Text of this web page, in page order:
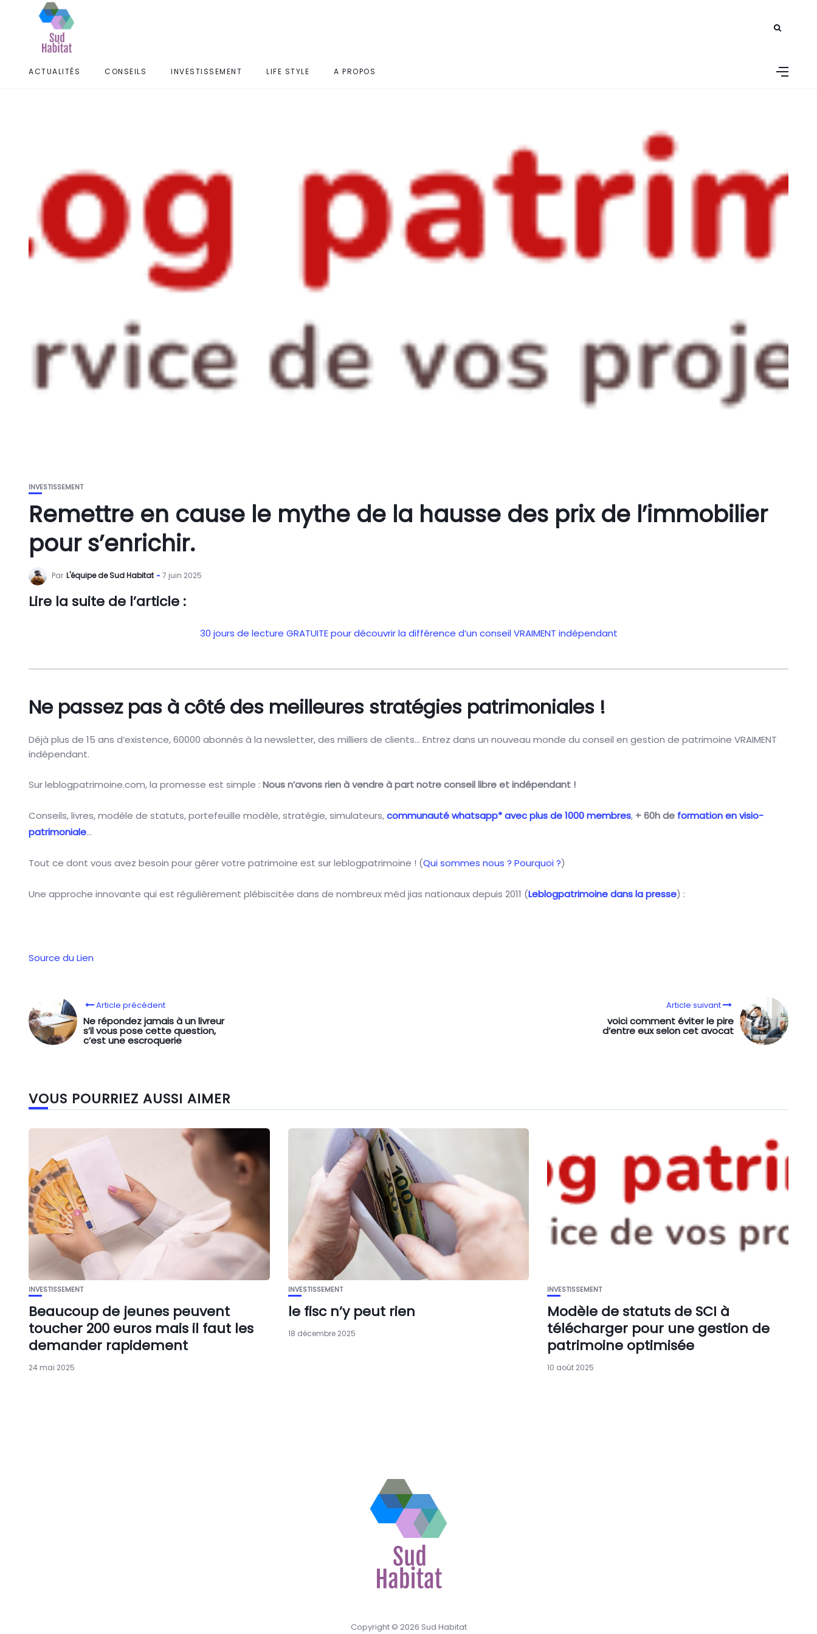
ACTUALITÉS CONSEILS INVESTISSEMENT LIFE STYLE A PROPOS
INVESTISSEMENT
Remettre en cause le mythe de la hausse des prix de l’immobilier
pour s’enrichir.
Par L'équipe de Sud Habitat 7 juin 2025
Lire la suite de l’article :
30 jours de lecture GRATUITE pour découvrir la différence d’un conseil VRAIMENT indépendant
Ne passez pas à côté des meilleures stratégies patrimoniales !
Déjà plus de 15 ans d’existence, 60000 abonnés à la newsletter, des milliers de clients… Entrez dans un nouveau monde du conseil en gestion de patrimoine VRAIMENT
indépendant.
Sur leblogpatrimoine.com, la promesse est simple : Nous n’avons rien à vendre à part notre conseil libre et indépendant !
Conseils, livres, modèle de statuts, portefeuille modèle, stratégie, simulateurs,communauté whatsapp* avec plus de 1000 membres, + 60h de formation en visio-
patrimoniale…
Tout ce dont vous avez besoin pour gérer votre patrimoine est sur leblogpatrimoine ! (Qui sommes nous ? Pourquoi ?)
Une approche innovante qui est régulièrement plébiscitée dans de nombreux méd jias nationaux depuis 2011 (Leblogpatrimoine dans la presse) :
Source du Lien
Article précédent
Ne répondez jamais à un livreur
s’il vous pose cette question,
c’est une escroquerie
Article suivant
voici comment éviter le pire
d’entre eux selon cet avocat
VOUS POURRIEZ AUSSI AIMER
INVESTISSEMENT
Beaucoup de jeunes peuvent
toucher 200 euros mais il faut les
demander rapidement
24 mai 2025
INVESTISSEMENT
le fisc n’y peut rien
18 décembre 2025
INVESTISSEMENT
Modèle de statuts de SCI à
télécharger pour une gestion de
patrimoine optimisée
10 août 2025
Copyright © 2026 Sud Habitat